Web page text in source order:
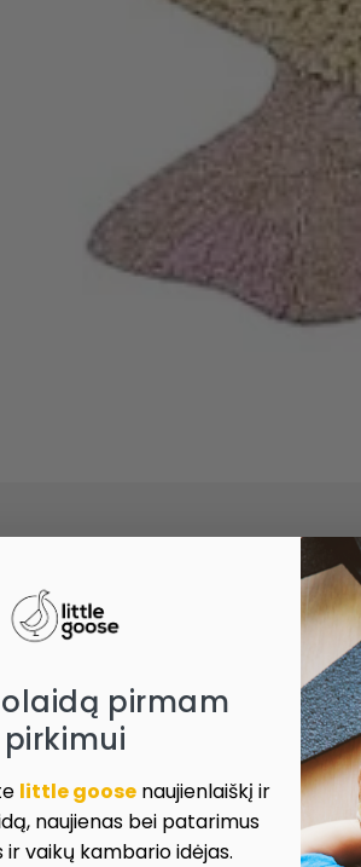
pirmam
pirkimui
little goosenaujienlaiškį ir
naujienas bei patarimus
ir vaikų kambario idėjas.